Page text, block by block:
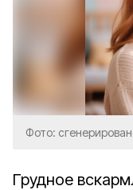
Фото:
Грудное